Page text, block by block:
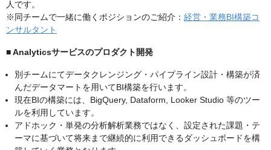
人です。
※同チームで一緒に働くポジションのご紹介： 経営・業務BI構築コ
ンサルタント
■ Analyticsサービスのプロダクト開発
別チームにてデータクレンジング・パイプライン設計・構築が済
んだデータマートを用いてBI構築を行います。
現在BIの構築には、BigQuery, Dataform, Looker Studio 等のツー
ルを利用しています。
アドホック・単発の分析解析業務ではなく、設定された課題・テ
ーマに基づいて将来まで継続的に利用できるダッシュボードを構